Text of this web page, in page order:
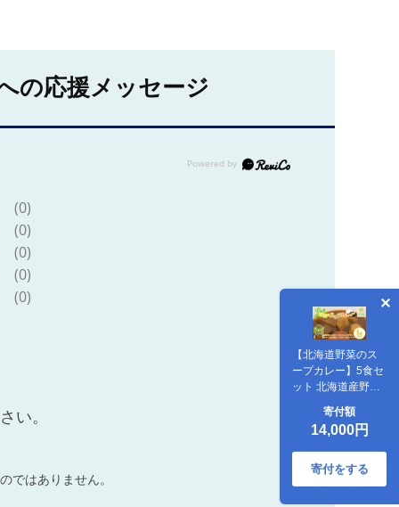
【北海道野菜のス
ープカレー】5食セ
ット 北海道産野菜
使用 NAO019
寄付額
14,000円
寄付をする
の応援メッセージ
(0)
(0)
(0)
(0)
(0)
い。
ではありません。